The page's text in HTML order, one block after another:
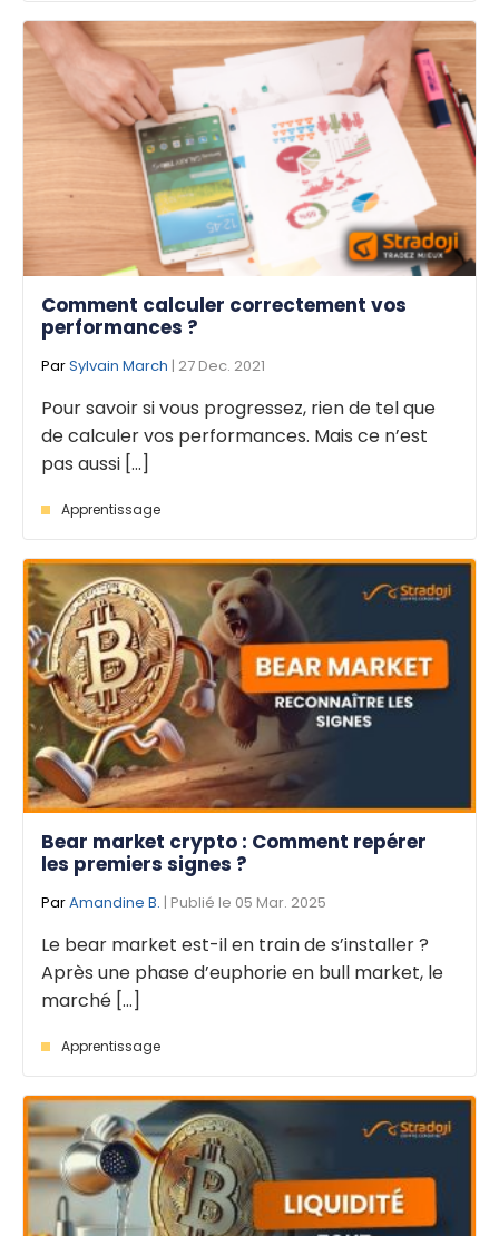
Comment calculer correctement vos
performances ?
ParSylvain March | 27 Dec. 2021
Pour savoir si vous progressez, rien de tel que
de calculer vos performances. Mais ce n’est
pas aussi [...]
Apprentissage
Bear market crypto : Comment repérer
les premiers signes ?
ParAmandine B. | Publié le 05 Mar. 2025
Le bear market est-il en train de s’installer ?
Après une phase d’euphorie en bull market, le
marché [...]
Apprentissage